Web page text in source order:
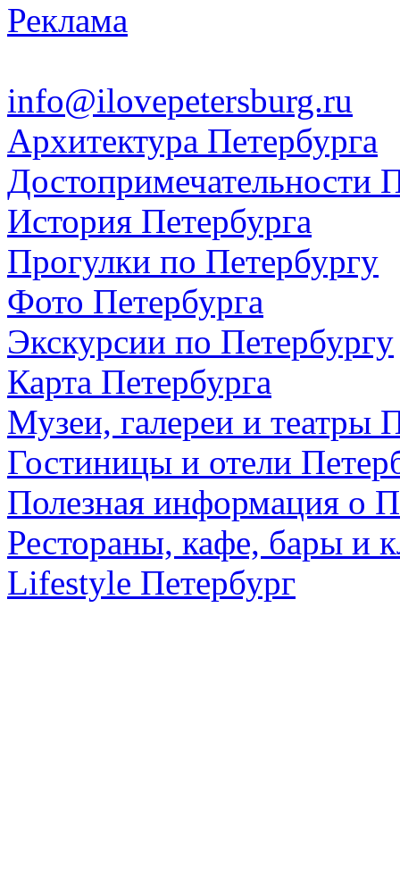
Реклама
info@ilovepetersburg.ru
Архитектура Петербурга
Достопримечательности
История Петербурга
Прогулки по Петербургу
Фото Петербурга
Экскурсии по Петербургу
Карта Петербурга
Музеи, галереи и театры
Гостиницы и отели
Полезная информация о
Рестораны, кафе, бары и
Lifestyle Петербург